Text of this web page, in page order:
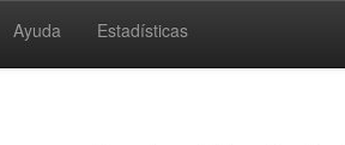
Ayuda Estadísticas